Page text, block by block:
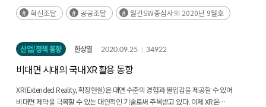
판로지원 정책 중에서도 벤처창업혁신조달상품 지정제도가 별도의 인증 없이도(후략)
혁신조달 공공조달 월간SW중심사회 2020년 9월호
산업/정책 동향 한상열 2020.09.25 34922
비대면 시대의 국내 XR 활용 동향
XR(Extended Reality, 확장현실)은 대면 수준의 경험과 몰입감을 제공할 수 있어
비대면 제약을 극복할 수 있는 대안적인 기술로써 주목받고 있다. 이제 XR은